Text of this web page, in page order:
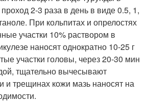
2-3 раза в день в виде 0.5, 1,
При кольпитах и опрелостях
участки 10% раствором в
наносят однократно 10-25 г
участки головы, через 20-30 мин
тщательно вычесывают
и трещинах кожи мазь наносят на